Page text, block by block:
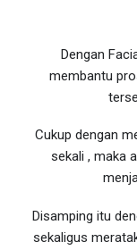
Dengan
membantu
Cukup dengan
sekali , maka
Disamping itu
sekaligus